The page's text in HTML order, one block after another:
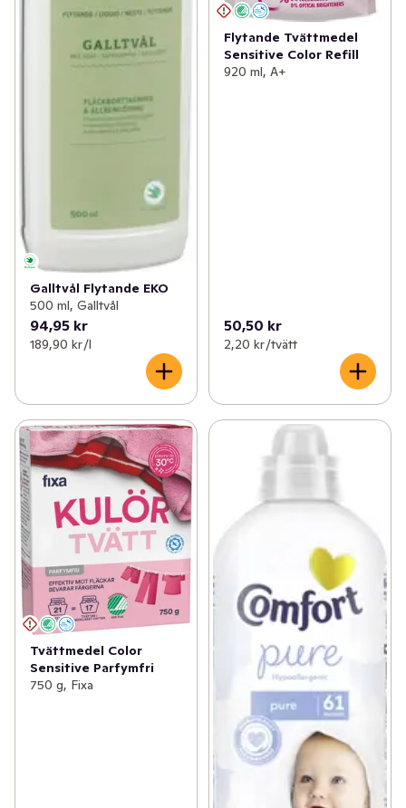
Galltvål Flytande EKO
500 ml, Galltvål
94,95 kr
189,90 kr /l
Flytande Tvättmedel
Sensitive Color Refill
920 ml, A+
50,50 kr
2,20 kr /tvätt
Tvättmedel Color
Sensitive Parfymfri
750 g, Fixa